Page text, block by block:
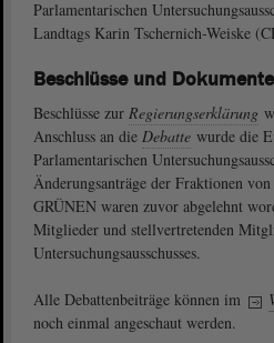
Parlamentarischen
Landtags Karin Tschernich-Weiske
Beschlüsse und Dokumente
Beschlüsse zur Regierungserklärung
Anschluss an die Debatte wurde die
Parlamentarischen
Änderungsanträge der Fraktionen
GRÜNEN waren zuvor abgelehnt
Mitglieder und stellvertretenden
Untersuchungsausschusses.
Alle Debattenbeiträge können im
noch einmal angeschaut werden.